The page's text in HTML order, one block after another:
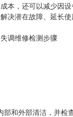
本，还可以减少因
决潜在故障、延长
和外部清洁，并检